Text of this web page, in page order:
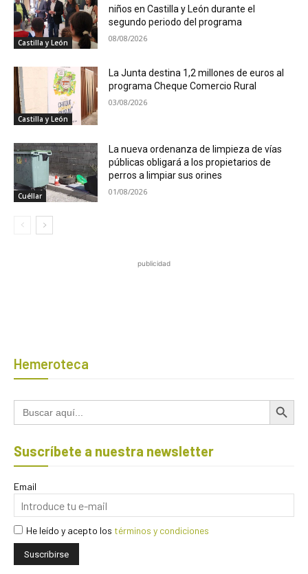
Castilla y León
niños en Castilla y León durante el
segundo periodo del programa
08/08/2026
Castilla y León
La Junta destina 1,2 millones de euros al
programa Cheque Comercio Rural
03/08/2026
Cuéllar
La nueva ordenanza de limpieza de vías
públicas obligará a los propietarios de
perros a limpiar sus orines
01/08/2026
publicidad
Hemeroteca
Buscar: Botón de
Suscríbete a nuestra newsletter
Email
He leído y acepto los términos y condiciones